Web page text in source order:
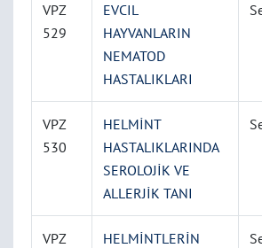
VPZ
529
EVCIL
HAYVANLARIN
NEMATOD
HASTALIKLARI
VPZ
530
HELMİNT
HASTALIKLARINDA
SEROLOJİK VE
ALLERJİK TANI
VPZ
HELMİNTLERİN